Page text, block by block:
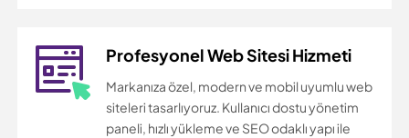
Profesyonel Web Sitesi Hizmeti
Markanıza özel, modern ve mobil uyumlu web
siteleri tasarlıyoruz. Kullanıcı dostu yönetim
paneli, hızlı yükleme ve SEO odaklı yapı ile